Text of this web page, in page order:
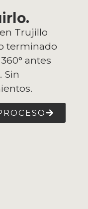
Trujillo
terminado
antes
Sin